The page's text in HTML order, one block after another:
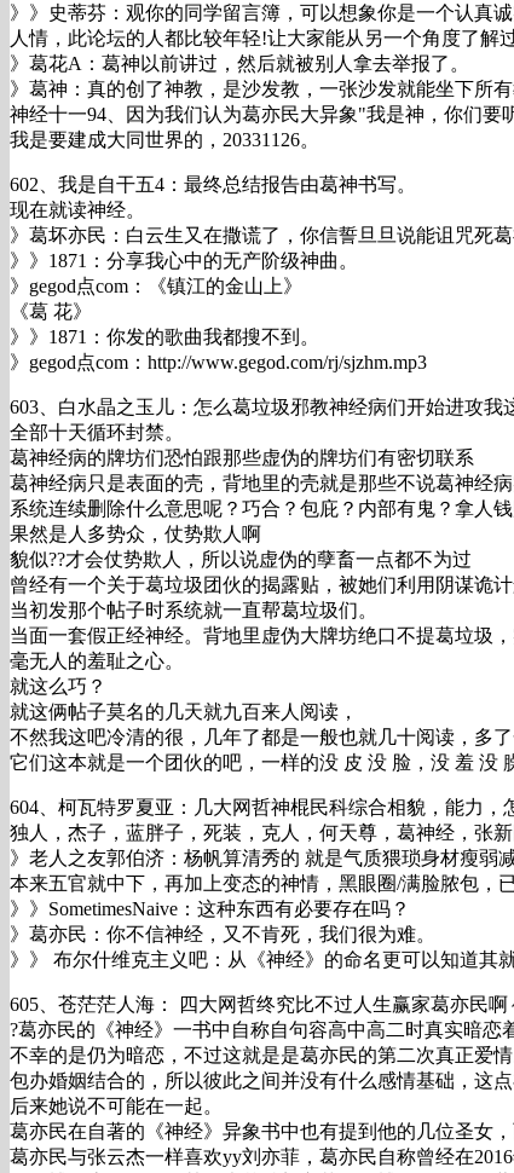
》》史蒂芬：观你的同学留言簿，可以想象你是一个认真
人情，此论坛的人都比较年轻!让大家能从另一个角度了解
》葛花A：葛神以前讲过，然后就被别人拿去举报了。
》葛神：真的创了神教，是沙发教，一张沙发就能坐下所有
神经十一94、因为我们认为葛亦民大异象"我是神，你们
我是要建成大同世界的，20331126。
602、我是自干五4：最终总结报告由葛神书写。
现在就读神经。
》葛坏亦民：白云生又在撒谎了，你信誓旦旦说能诅咒死
》》1871：分享我心中的无产阶级神曲。
》gegod点com：《镇江的金山上》
《葛 花》
》》1871：你发的歌曲我都搜不到。
》gegod点com：http://www.gegod.com/rj/sjzhm.mp3
603、白水晶之玉儿：怎么葛垃圾邪教神经病们开始进攻我
全部十天循环封禁。
葛神经病的牌坊们恐怕跟那些虚伪的牌坊们有密切联系
葛神经病只是表面的壳，背地里的壳就是那些不说葛神经病
系统连续删除什么意思呢？巧合？包庇？内部有鬼？拿人
果然是人多势众，仗势欺人啊
貌似??才会仗势欺人，所以说虚伪的孽畜一点都不为过
曾经有一个关于葛垃圾团伙的揭露贴，被她们利用阴谋诡
当初发那个帖子时系统就一直帮葛垃圾们。
当面一套假正经神经。背地里虚伪大牌坊绝口不提葛垃圾
毫无人的羞耻之心。
就这么巧？
就这俩帖子莫名的几天就九百来人阅读，
不然我这吧冷清的很，几年了都是一般也就几十阅读，多
它们这本就是一个团伙的吧，一样的没 皮 没 脸，没 羞 没
604、柯瓦特罗夏亚：几大网哲神棍民科综合相貌，能力，
独人，杰子，蓝胖子，死装，克人，何天尊，葛神经，张
》老人之友郭伯济：杨帆算清秀的 就是气质猥琐身材瘦弱
本来五官就中下，再加上变态的神情，黑眼圈/满脸脓包，
》》SometimesNaive：这种东西有必要存在吗？
》葛亦民：你不信神经，又不肯死，我们很为难。
》》 布尔什维克主义吧：从《神经》的命名更可以知道其
605、苍茫茫人海： 四大网哲终究比不过人生赢家葛亦民啊
?葛亦民的《神经》一书中自称自句容高中高二时真实暗
不幸的是仍为暗恋，不过这就是是葛亦民的第二次真正爱
包办婚姻结合的，所以彼此之间并没有什么感情基础，这
后来她说不可能在一起。
葛亦民在自著的《神经》异象书中也有提到他的几位圣女，
葛亦民与张云杰一样喜欢yy刘亦菲，葛亦民自称曾经在